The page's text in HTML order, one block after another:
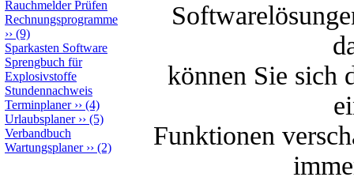
Rauchmelder Prüfen
Rechnungsprogramme
›› (9)
Sparkasten Software
Sprengbuch für
Explosivstoffe
Stundennachweis
Terminplaner›› (4)
Urlaubsplaner›› (5)
Verbandbuch
Wartungsplaner›› (2)
können Sie sich
Funktionen